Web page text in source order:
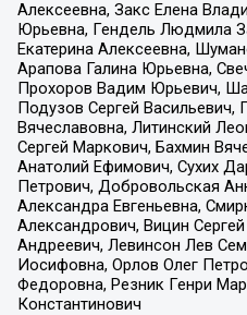
Алексеевна, Закс Елена
Юрьевна, Гендель Людмила
Екатерина Алексеевна,
Арапова Галина Юрьевна,
Прохоров Вадим Юрьевич,
Подузов Сергей Васильевич,
Вячеславовна, Литинский
Сергей Маркович, Бахмин
Анатолий Ефимович, Сухих
Петрович, Добровольская
Александра Евгеньевна,
Александрович, Вицин
Андреевич, Левинсон Лев
Иосифовна, Орлов Олег
Федоровна, Резник Генри
Константинович